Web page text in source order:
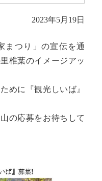
2023年5月19日
まつり」の宣伝を通
椎葉のイメージアッ
めに『観光しいば』
の応募をお待ちして